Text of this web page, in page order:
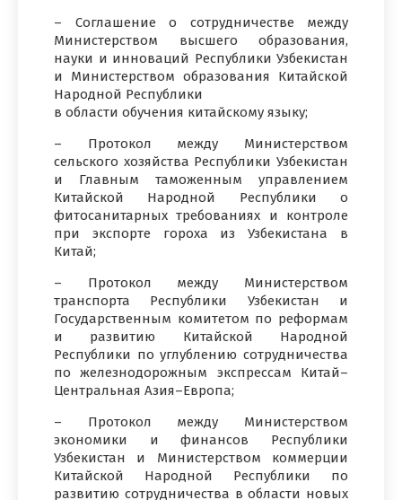
– Соглашение о сотрудничестве между
Министерством высшего образования,
науки и инноваций Республики Узбекистан
и Министерством образования Китайской
Народной Республики
в области обучения китайскому языку;
– Протокол между Министерством
сельского хозяйства Республики Узбекистан
и Главным таможенным управлением
Китайской Народной Республики о
фитосанитарных требованиях и контроле
при экспорте гороха из Узбекистана в
Китай;
– Протокол между Министерством
транспорта Республики Узбекистан и
Государственным комитетом по реформам
и развитию Китайской Народной
Республики по углублению сотрудничества
по железнодорожным экспрессам Китай–
Центральная Азия–Европа;
– Протокол между Министерством
экономики и финансов Республики
Узбекистан и Министерством коммерции
Китайской Народной Республики по
развитию сотрудничества в области новых